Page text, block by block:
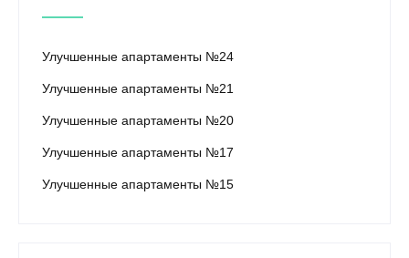
Улучшенные апартаменты №24
Улучшенные апартаменты №21
Улучшенные апартаменты №20
Улучшенные апартаменты №17
Улучшенные апартаменты №15